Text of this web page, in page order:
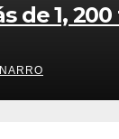
de 1,